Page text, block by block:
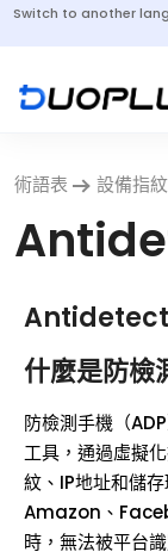
Switch to another
術語表 設備指紋
什麼是防檢
防檢測手機（
工具，通過虛擬
紋、IP地址和儲
Amazon、
時，無法被平台